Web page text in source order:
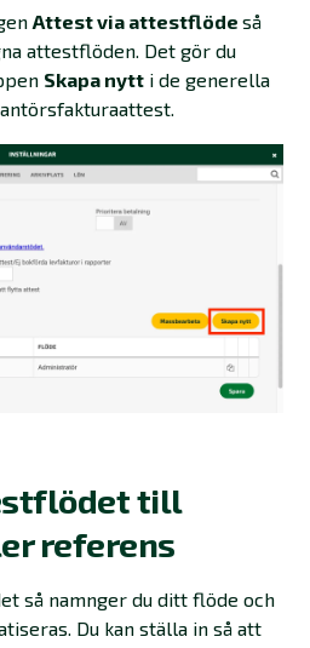
Attest via attestflöde så
attestflöden. Det gör du
Skapa nytt i de generella
till
referens
så namnger du ditt flöde och
Du kan ställa in så att